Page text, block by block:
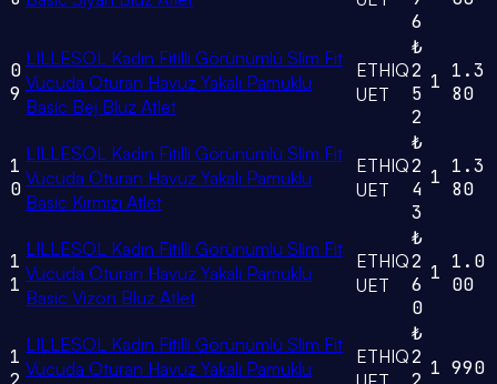
6
0
9
LILLESOL Kadın Fitilli Görünümlü Slim Fit
Vücuda Oturan Havuz Yakalı Pamuklu
Basic Bej Bluz Atlet
ETHIQ
UET
₺
2
5
2
1 1.3
80
1
0
LILLESOL Kadın Fitilli Görünümlü Slim Fit
Vücuda Oturan Havuz Yakalı Pamuklu
Basic Kırmızı Atlet
ETHIQ
UET
₺
2
4
3
1 1.3
80
1
1
LILLESOL Kadın Fitilli Görünümlü Slim Fit
Vücuda Oturan Havuz Yakalı Pamuklu
Basic Vizon Bluz Atlet
ETHIQ
UET
₺
2
6
0
1 1.0
00
1
LILLESOL Kadın Fitilli Görünümlü Slim Fit
Vücuda Oturan Havuz Yakalı Pamuklu
ETHIQ
₺
2 1 990